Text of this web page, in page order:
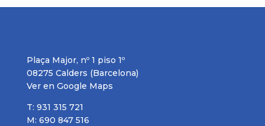
Plaça Major, nº 1 piso 1º
08275 Calders (Barcelona)
Ver en Google Maps
T: 931 315 721
M: 690 847 516